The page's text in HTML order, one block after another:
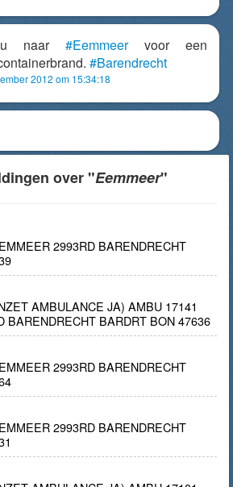
naar #Eemmeervoor een
#Barendrecht
2012 om 15:34:18
over "Eemmeer"
2993RD BARENDRECHT
AMBULANCE JA) AMBU 17141
BARENDRECHT BARDRT BON 47636
2993RD BARENDRECHT
2993RD BARENDRECHT